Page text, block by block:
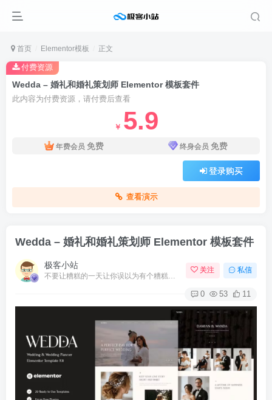
首页 Elementor模板 正文
Wedda – 婚礼和婚礼策划师 Elementor 模板套件
此内容为付费资源，请付费后查看
￥ 5.9
年费会员 免费 终身会员 免费
登录购买
查看演示
付费资源
Wedda – 婚礼和婚礼策划师 Elementor 模板套件
极客小站
不要让糟糕的一天让你误以为有个糟糕的人生
关注 私信
0 53 11